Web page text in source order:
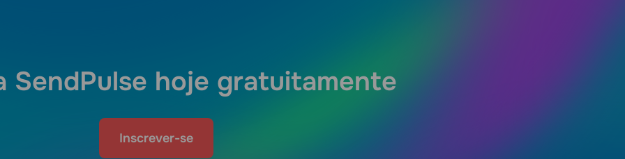
SendPulse hoje gratuitamente
Inscrever-se